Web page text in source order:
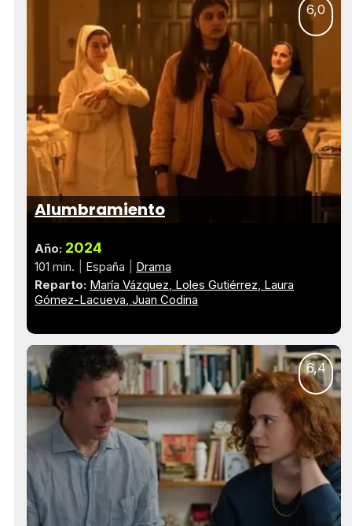
6,0
Alumbramiento
Año: 2024
101 min. España
Drama
Reparto: María Vázquez Loles Gutiérrez Laura
Gómez-Lacueva Juan Codina
6,4